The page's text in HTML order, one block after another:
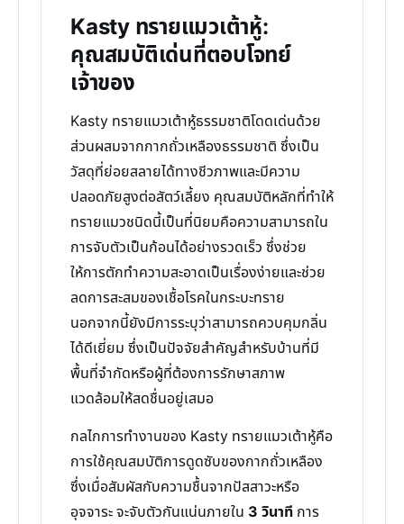
Kasty ทรายแมวเต้าหู้:
คุณสมบัติเด่นที่ตอบโจทย์
เจ้าของ
Kasty ทรายแมวเต้าหู้ธรรมชาติโดดเด่นด้วย
ส่วนผสมจากกากถั่วเหลืองธรรมชาติ ซึ่งเป็น
วัสดุที่ย่อยสลายได้ทางชีวภาพและมีความ
ปลอดภัยสูงต่อสัตว์เลี้ยง คุณสมบัติหลักที่ทำให้
ทรายแมวชนิดนี้เป็นที่นิยมคือความสามารถใน
การจับตัวเป็นก้อนได้อย่างรวดเร็ว ซึ่งช่วย
ให้การตักทำความสะอาดเป็นเรื่องง่ายและช่วย
ลดการสะสมของเชื้อโรคในกระบะทราย
นอกจากนี้ยังมีการระบุว่าสามารถควบคุมกลิ่น
ได้ดีเยี่ยม ซึ่งเป็นปัจจัยสำคัญสำหรับบ้านที่มี
พื้นที่จำกัดหรือผู้ที่ต้องการรักษาสภาพ
แวดล้อมให้สดชื่นอยู่เสมอ
กลไกการทำงานของ Kasty ทรายแมวเต้าหู้คือ
การใช้คุณสมบัติการดูดซับของกากถั่วเหลือง
ซึ่งเมื่อสัมผัสกับความชื้นจากปัสสาวะหรือ
อุจจาระ จะจับตัวกันแน่นภายใน 3 วินาที การ